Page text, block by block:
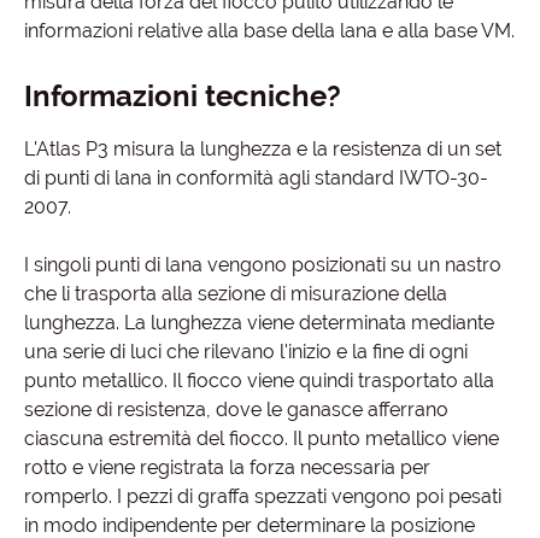
informazioni relative alla base della lana e alla base VM.
Informazioni tecniche?
L'Atlas P3 misura la lunghezza e la resistenza di un set
di punti di lana in conformità agli standard IWTO-30-
2007.
I singoli punti di lana vengono posizionati su un nastro
che li trasporta alla sezione di misurazione della
lunghezza. La lunghezza viene determinata mediante
una serie di luci che rilevano l'inizio e la fine di ogni
punto metallico. Il fiocco viene quindi trasportato alla
sezione di resistenza, dove le ganasce afferrano
ciascuna estremità del fiocco. Il punto metallico viene
rotto e viene registrata la forza necessaria per
romperlo. I pezzi di graffa spezzati vengono poi pesati
in modo indipendente per determinare la posizione